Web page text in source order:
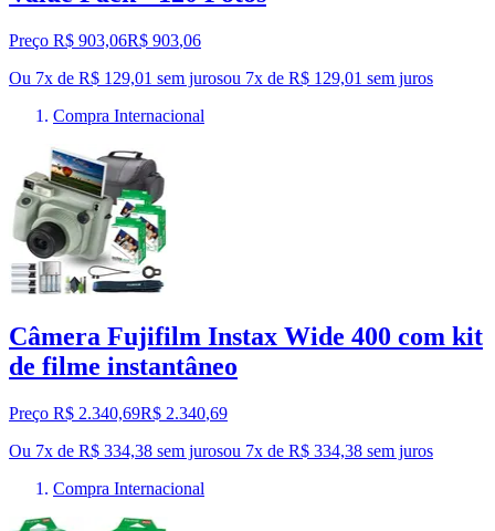
Preço R$ 903,06R$ 903,06
Ou 7x de R$ 129,01 sem jurosou 7x de R$ 129,01 sem juros
Compra Internacional
Câmera Fujifilm Instax Wide 400 com kit
de filme instantâneo
Preço R$ 2.340,69R$ 2.340,69
Ou 7x de R$ 334,38 sem jurosou 7x de R$ 334,38 sem juros
Compra Internacional